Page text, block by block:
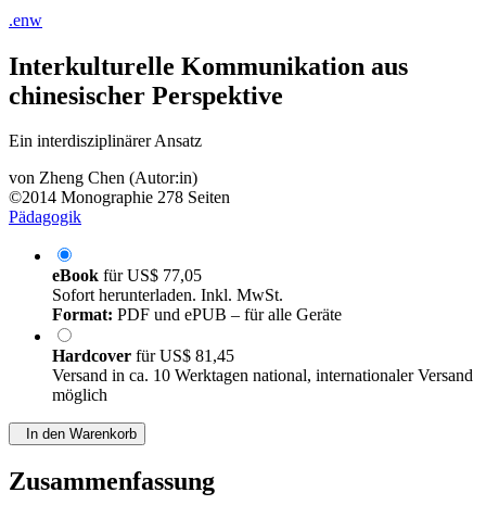
.enw
Interkulturelle Kommunikation aus
chinesischer Perspektive
Ein interdisziplinärer Ansatz
von Zheng Chen (Autor:in)
©2014 Monographie 278 Seiten
Pädagogik
eBook fürUS$ 77,05
Sofort herunterladen. Inkl. MwSt.
Format: PDF und ePUB – für alle Geräte
Hardcover fürUS$ 81,45
Versand in ca. 10 Werktagen national, internationaler Versand
möglich
In den Warenkorb
Zusammenfassung